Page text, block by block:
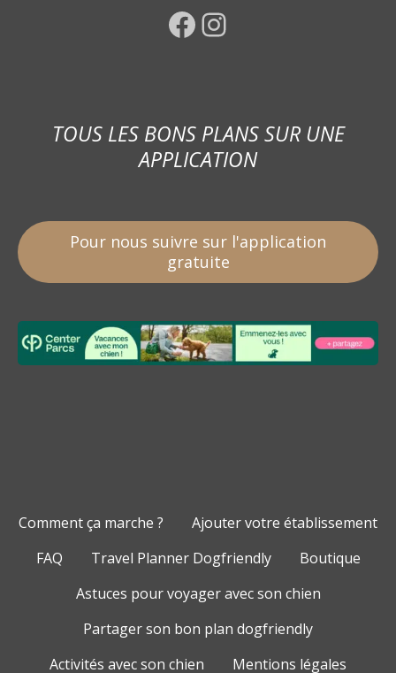
Facebook Instagram
TOUS LES BONS PLANS SUR UNE
APPLICATION
Pour nous suivre sur l'application
gratuite
Comment ça marche ?
Ajouter votre établissement
FAQ
Travel Planner Dogfriendly
Boutique
Astuces pour voyager avec son chien
Partager son bon plan dogfriendly
Activités avec son chien
Mentions légales